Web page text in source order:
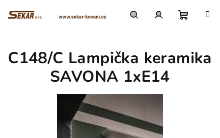
košík
C148/C Lampička keramika
SAVONA 1xE14